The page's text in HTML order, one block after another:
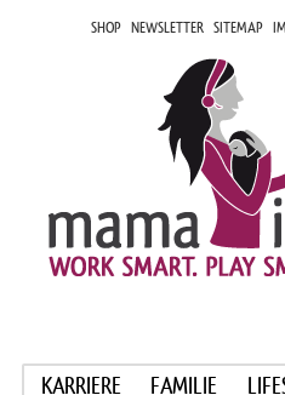
SHOP NEWSLETTER SITEMAP
KARRIERE FAMILIE